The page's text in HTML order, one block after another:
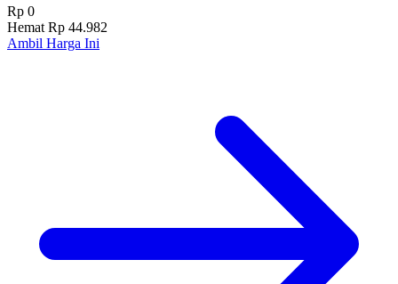
Rp 0
Hemat Rp 44.982
Ambil Harga Ini